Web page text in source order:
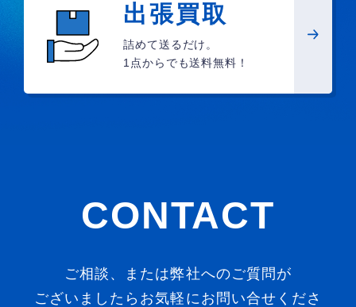
出張買取
詰めて送るだけ。
1点からでも送料無料！
CONTACT
ご相談、または弊社へのご質問が
ございましたらお気軽にお問い合せくださ